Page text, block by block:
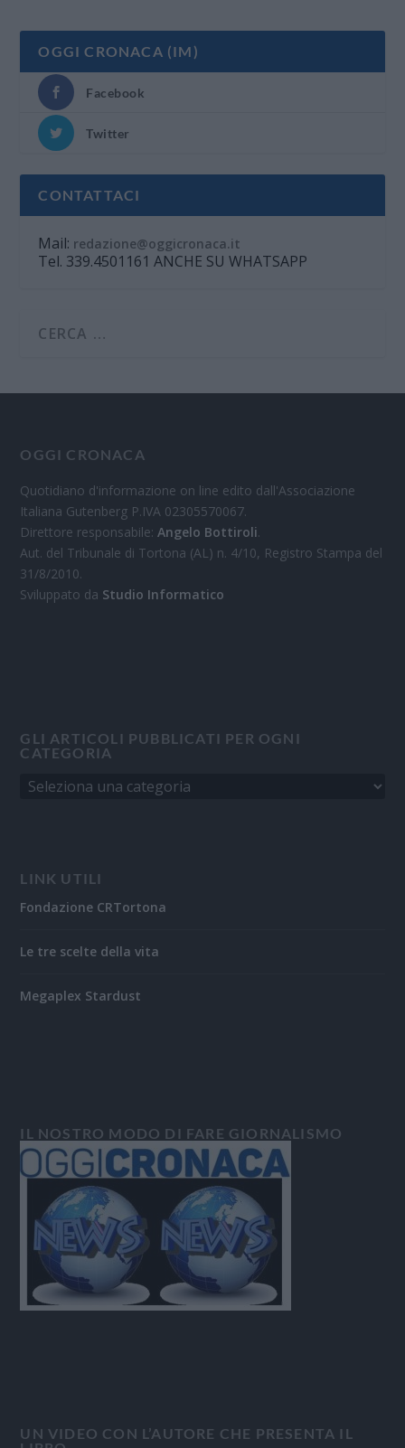
OGGI CRONACA (IM)
Facebook
Twitter
CONTATTACI
Mail: redazione@oggicronaca.it
Tel. 339.4501161 ANCHE SU WHATSAPP
OGGI CRONACA
Quotidiano d'informazione on line edito dall'Associazione
Italiana Gutenberg P.IVA 02305570067.
Direttore responsabile:Angelo Bottiroli.
Aut. del Tribunale di Tortona (AL) n. 4/10, Registro Stampa del
31/8/2010.
Sviluppato da Studio Informatico
GLI ARTICOLI PUBBLICATI PER OGNI
CATEGORIA
LINK UTILI
Fondazione CRTortona
Le tre scelte della vita
Megaplex Stardust
IL NOSTRO MODO DI FARE GIORNALISMO
UN VIDEO CON L’AUTORE CHE PRESENTA IL